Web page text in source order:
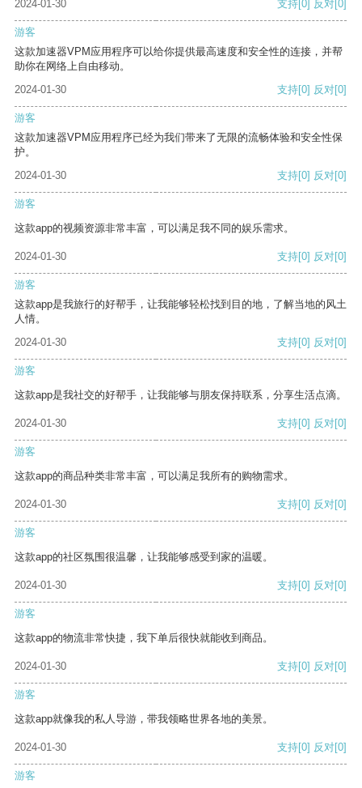
2024-01-30 支持 [0] 反对 [0]
游客
这款加速器VPM应用程序可以给你提供最高速度和安全性的连接，并帮
助你在网络上自由移动。
2024-01-30
支持[0] 反对[0]
游客
这款加速器VPM应用程序已经为我们带来了无限的流畅体验和安全性保
护。
2024-01-30
支持[0] 反对[0]
游客
这款app的视频资源非常丰富，可以满足我不同的娱乐需求。
2024-01-30 支持[0] 反对[0]
游客
这款app是我旅行的好帮手，让我能够轻松找到目的地，了解当地的风土
人情。
2024-01-30
支持[0] 反对[0]
游客
这款app是我社交的好帮手，让我能够与朋友保持联系，分享生活点滴。
2024-01-30 支持[0] 反对[0]
游客
这款app的商品种类非常丰富，可以满足我所有的购物需求。
2024-01-30 支持[0] 反对[0]
游客
这款app的社区氛围很温馨，让我能够感受到家的温暖。
2024-01-30 支持[0] 反对[0]
游客
这款app的物流非常快捷，我下单后很快就能收到商品。
2024-01-30 支持[0] 反对[0]
游客
这款app就像我的私人导游，带我领略世界各地的美景。
2024-01-30 支持[0] 反对[0]
游客